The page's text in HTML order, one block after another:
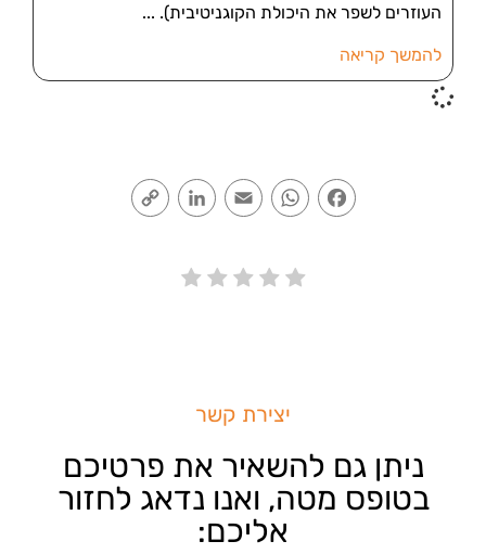
העוזרים לשפר את היכולת הקוגניטיבית).
להמשך קריאה
Facebook
WhatsApp
Email
LinkedIn
יצירת קשר
ניתן גם להשאיר את פרטיכם
בטופס מטה, ואנו נדאג לחזור
אליכם: